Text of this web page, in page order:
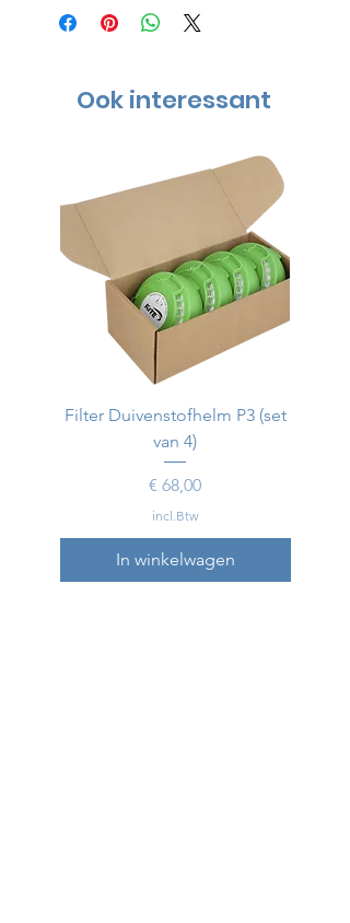
Ook interessant
Filter Duivenstofhelm P3 (set
van 4)
Prijs
€ 68,00
incl.Btw
In winkelwagen